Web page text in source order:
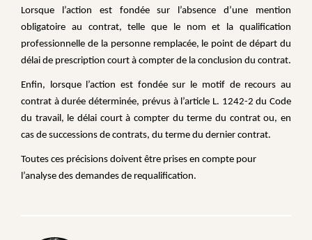
Lorsque l’action est fondée sur l’absence d’une mention
obligatoire au contrat, telle que le nom et la qualification
professionnelle de la personne remplacée, le point de départ du
délai de prescription court à compter de la conclusion du contrat.
Enfin, lorsque l’action est fondée sur le motif de recours au
contrat à durée déterminée, prévus à l’article L. 1242-2 du Code
du travail, le délai court à compter du terme du contrat ou, en
cas de successions de contrats, du terme du dernier contrat.
Toutes ces précisions doivent être prises en compte pour
l’analyse des demandes de requalification.